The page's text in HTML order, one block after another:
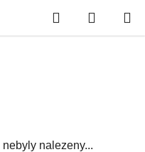
Hledat
KOŠÍK
nebyly nalezeny...